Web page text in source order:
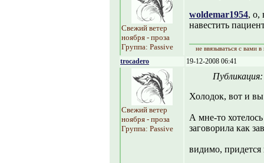
Свежий ветер
ноября - проза
Группа: Passive
woldemar1954, о,
навестить
не ввязываться с вами
trocadero 19-12-2008 06:41
Свежий ветер
ноября - проза
Группа: Passive
Холодок, вот и вы
А мне-то
заговорила как
видимо, придется